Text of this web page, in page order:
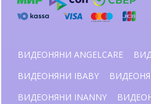
ВИДЕОНЯНИ ANGELCARE
ВИДЕОНЯНИ IBABY
ВИДЕОНЯНИ INANNY